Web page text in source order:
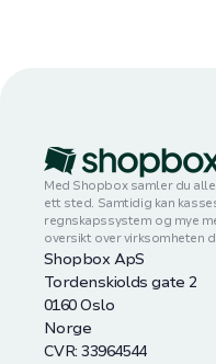
Med Shopbox samler du
ett sted. Samtidig kan
regnskapssystem og mye
oversikt over virksomheten
Shopbox ApS
Tordenskiolds gate 2
0160 Oslo
Norge
CVR: 33964544